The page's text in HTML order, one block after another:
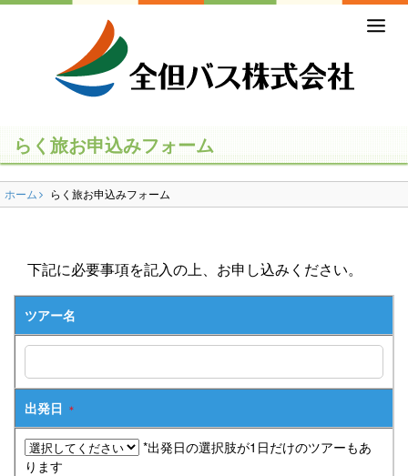
初めての方
乗合バス（路線バス・高速バス）
一般路線バス
営業所のご案内
貸切バス・ツアー
らく旅
貸切バス
らく旅お申込みフォーム
ホーム らく旅お申込みフォーム
下記に必要事項を記入の上、お申し込みください。
ツアー名
出発日 ＊
*出発日の選択肢が1日だけのツアーもあ
ります